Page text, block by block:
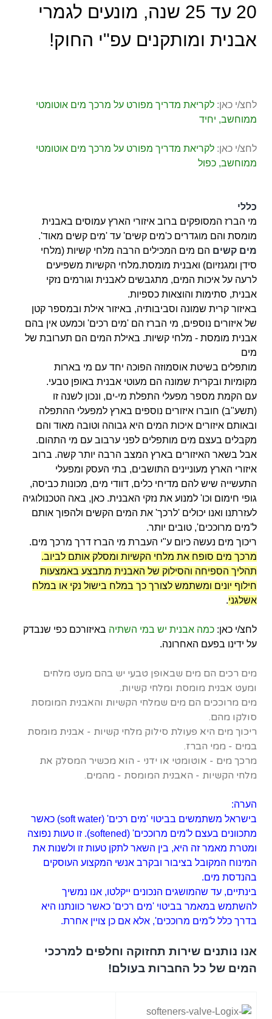
20 עד 25 שנה, מונעים לגמרי
אבנית ומותקנים עפ"י החוק!
לחצ/י כאן: לקריאת מדריך מפורט על מרכך מים אוטומטי
ממוחשב, יחיד
לחצ/י כאן: לקריאת מדריך מפורט על מרכך מים אוטומטי
ממוחשב, כפול
כללי
מי הברז המסופקים ברוב איזורי הארץ עמוסים באבנית
מומסת והם מוגדרים כ'מים קשים' עד 'מים קשים מאוד'.
מים קשים הם מים המכילים הרבה מלחי קשיות (מלחי
סידן ומגנזיום) ואבנית מומסת.מלחי הקשיות משפיעים
לרעה על איכות המים, מתגבשים לאבנית וגורמים נזקי
אבנית, סתימות והוצאות כספיות.
באיזור קרית שמונה וסביבותיה, באיזור אילת ובמספר קטן
של איזורים נוספים, מי הברז הם 'מים רכים' וכמעט אין בהם
אבנית מומסת - מלחי קשיות. באילת המים הם תערובת של
מים
מותפלים בשיטת אוסמוזה הפוכה יחד עם מי בארות
מקומיות ובקרית שמונה הם מעוטי אבנית באופן טבעי.
עם הקמת מספר מפעלי התפלת מי-ים, ונכון לשנה זו
(תשע"ב) חוברו איזורים נוספים בארץ למפעלי ההתפלה
ובאותם איזורים איכות המים היא גבוהה וטובה מאוד והם
מקבלים בעצם מים מותפלים לפני ערבוב עם מי התהום.
אבל בשאר האיזורים בארץ המצב הרבה יותר קשה. ברוב
איזורי הארץ מעוניינים התושבים, בתי העסק ומפעלי
התעשייה שיש להם מדיחי כלים, דוודי מים, מכונות כביסה,
גופי חימום וכו' למנוע את נזקי האבנית. כאן, באה הטכנולוגיה
לעזרתנו ואנו יכולים 'לרכך' את המים הקשים ולהפוך אותם
ל'מים מרוככים', טובים יותר.
ריכוך מים נעשה כיום ע"י העברת מי הברז דרך מרכך מים.
מרכך מים סופח את מלחי הקשיות ומסלק אותם לביוב.
תהליך הספיחה והסילוק של האבנית מתבצע באמצעות
חילוף יונים ומשתמש לצורך כך במלח בישול נקי או במלח
אשלגני.
לחצ/י כאן: כמה אבנית יש במי השתיה באיזורכם כפי שנבדק
על ידינו בפעם האחרונה.
מים רכים הם מים שבאופן טבעי יש בהם מעט מלחים
ומעט אבנית מומסת ומלחי קשיות.
מים מרוככים הם מים שמלחי הקשיות והאבנית המומסת
סולקו מהם.
ריכוך מים היא פעולת סילוק מלחי קשיות - אבנית מומסת
במים - ממי הברז.
מרכך מים - אוטומטי או ידני - הוא מכשיר המסלק את
מלחי הקשיות - האבנית המומסת - מהמים.
הערה:
בישראל משתמשים בביטוי 'מים רכים' (soft water) כאשר
מתכוונים בעצם ל'מים מרוככים' (softened). זו טעות נפוצה
ומטרת מאמר זה היא, בין השאר לתקן טעות זו ולשנות את
המינוח המקובל בציבור ובקרב אנשי המקצוע העוסקים
בהנדסת מים.
בינתיים, עד שהמושגים הנכונים ייקלטו, אנו נמשיך
להשתמש במאמר בביטוי 'מים רכים' כאשר כוונתנו היא
בדרך כלל ל'מים מרוככים', אלא אם כן צויין אחרת.
אנו נותנים שירות תחזוקה וחלפים למרככי
המים של כל החברות בעולם!